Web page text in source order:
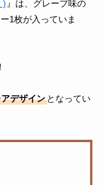
) 』は、グレープ味の
1枚が入っていま
デザインとなってい